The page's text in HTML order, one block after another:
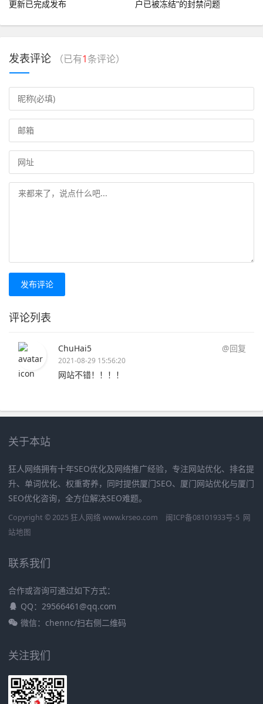
更新已完成发布
户已被冻结”的封禁问题
发表评论 （已有1条评论）
发布评论
评论列表
ChuHai5 @回复
2021-08-29 15:56:20
网站不错！！！！
关于本站
狂人网络拥有十年SEO优化及网络推广经验，专注网站优化、排名提
升、单词优化、权重寄养，同时提供厦门SEO、厦门网站优化与厦门
SEO优化咨询，全方位解决SEO难题。
Copyright © 2025 狂人网络 www.krseo.com 闽ICP备08101933号-5 网
站地图
联系我们
合作或咨询可通过如下方式：
QQ：29566461@qq.com
微信：chennc/扫右侧二维码
关注我们